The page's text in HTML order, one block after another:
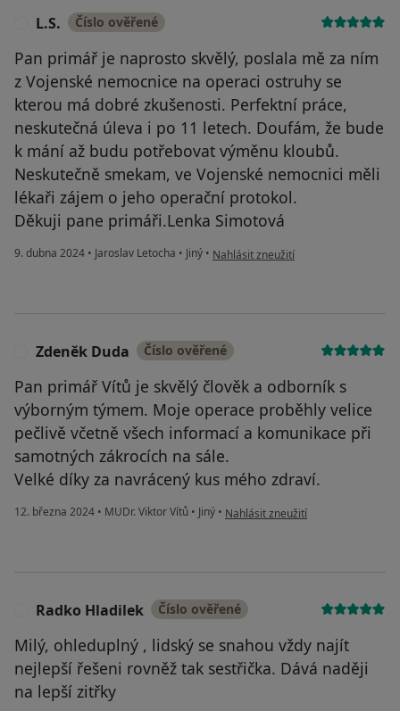
L.S. Číslo ověřené
Pan primář je naprosto skvělý, poslala mě za ním
z Vojenské nemocnice na operaci ostruhy se
kterou má dobré zkušenosti. Perfektní práce,
neskutečná úleva i po 11 letech. Doufám, že bude
k mání až budu potřebovat výměnu kloubů.
Neskutečně smekam, ve Vojenské nemocnici měli
lékaři zájem o jeho operační protokol.
Děkuji pane primáři.Lenka Simotová
9. dubna 2024 • Jaroslav Letocha • Jiný • podle názoru uživatele L.S.
Nahlásit zneužití
Zdeněk Duda Číslo ověřené
Pan primář Vítů je skvělý člověk a odborník s
výborným týmem. Moje operace proběhly velice
pečlivě včetně všech informací a komunikace při
samotných zákrocích na sále.
Velké díky za navrácený kus mého zdraví.
12. března 2024 • MUDr. Viktor Vítů • Jiný • podle názoru uživatele Zdeněk
Nahlásit zneužití
Radko Hladilek Číslo ověřené
Milý, ohleduplný , lidský se snahou vždy najít
nejlepší řešeni rovněž tak sestřička. Dává naději
na lepší zitřky